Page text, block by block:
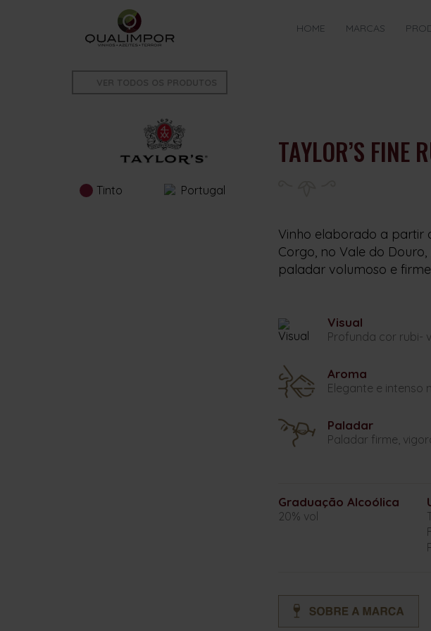
HOME MARCAS
Tinto Portugal
TAYLOR’S FINE
Vinho elaborado a partir
Corgo, no Vale do
paladar volumoso e
Visual
Profunda cor rubi-
Aroma
Elegante e intenso
Paladar
Paladar firme,
Graduação Alcoólica
20% vol